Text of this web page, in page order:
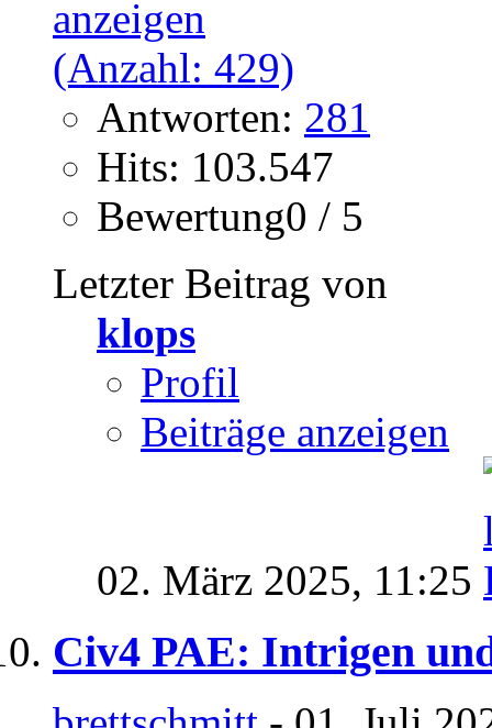
Antworten: 281
Hits: 103.547
Bewertung0 / 5
Letzter Beitrag von
klops
Profil
Beiträge anzeigen
02. März 2025, 11:25
Civ4 PAE: Intrigen